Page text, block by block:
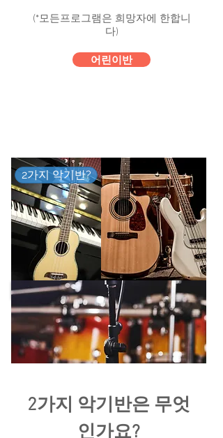
(*모든프로그램은 희망자에 한합니
다)
어린이반
2가지 악기반?
2가지 악기반은 무엇
인가요?